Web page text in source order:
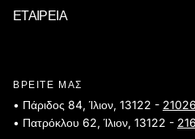
ΕΤΑΙΡΕΙΑ
ΒΡΕΙΤΕ ΜΑΣ
• Πάριδος 84, Ίλιον, 13122 -
• Πατρόκλου 62, Ίλιον, 13122 -